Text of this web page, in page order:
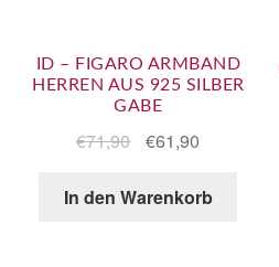
ID – FIGARO ARMBAND
HERREN AUS 925 SILBER
GABE
€71,90 €61,90
In den Warenkorb